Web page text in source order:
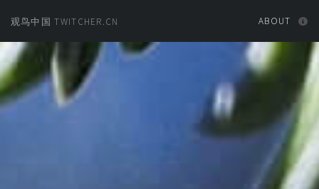
观鸟中国 TWITCHER.CN ABOUT